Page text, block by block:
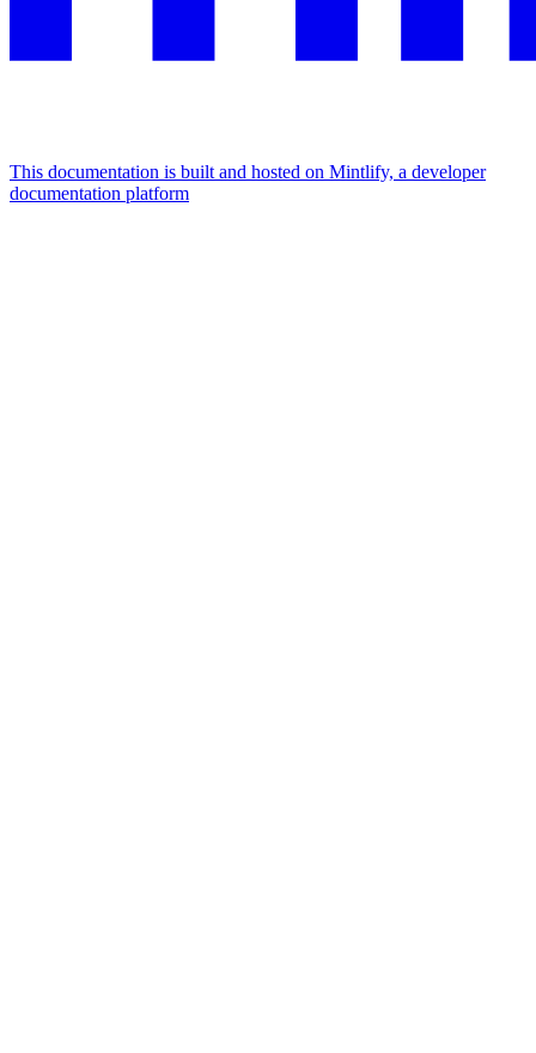
This documentation is built and hosted on Mintlify, a developer
documentation platform